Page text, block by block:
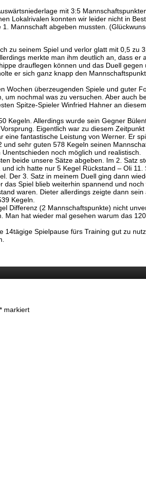
mit 3:5
Lokalrivalen konnten wir leider nicht in
Mannschaft abgeben mussten.
zu seinem Spiel und verlor glatt mit 0,5 zu
merkte man ihm deutlich an, dass er
drauflegen können und das Duell gegen
er sich ganz knapp den
Wochen überzeugenden Spiele und guter
nochmal was zu versuchen. Aber auch
Spitze-Spieler Winfried Hahner an
Kegeln. Allerdings wurde sein Gegner
Eigentlich war zu diesem
fantastische Leistung von Werner. Er
sehr guten 578 Kegeln seinen
noch möglich und realistisch.
beide unsere Sätze abgeben. Im 2. Satz
ich hatte nur 5 Kegel Rückstand – Oli
Der 3. Satz in meinem Duell ging dann
Spiel blieb weiterhin spannend und
waren. Dieter allerdings zeigte dann
Kegeln.
Differenz (2 Mannschaftspunkte) nicht
hat wieder mal gesehen warum das
Spielpause fürs Training gut zu
* markiert